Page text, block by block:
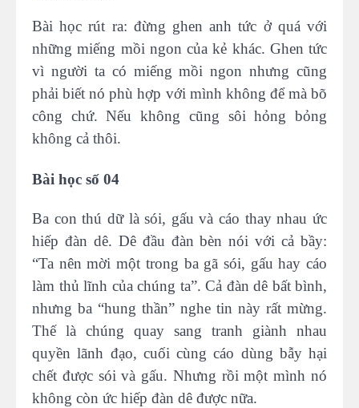
Bài học rút ra: đừng ghen anh tức ở quá với
những miếng mồi ngon của kẻ khác. Ghen tức
vì người ta có miếng mồi ngon nhưng cũng
phải biết nó phù hợp với mình không để mà bõ
công chứ. Nếu không cũng sôi hỏng bỏng
không cả thôi.
Bài học số 04
Ba con thú dữ là sói, gấu và cáo thay nhau ức
hiếp đàn dê. Dê đầu đàn bèn nói với cả bầy:
“Ta nên mời một trong ba gã sói, gấu hay cáo
làm thủ lĩnh của chúng ta”. Cả đàn dê bất bình,
nhưng ba “hung thần” nghe tin này rất mừng.
Thế là chúng quay sang tranh giành nhau
quyền lãnh đạo, cuối cùng cáo dùng bẫy hại
chết được sói và gấu. Nhưng rồi một mình nó
không còn ức hiếp đàn dê được nữa.